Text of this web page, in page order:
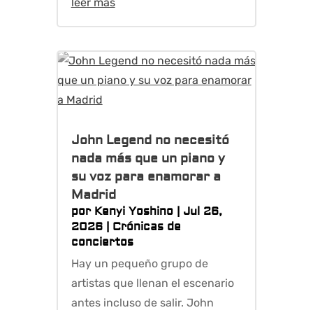
John Legend no necesitó
nada más que un piano y
su voz para enamorar a
Madrid
por Kenyi Yoshino| Jul 26,
2026| Crónicas de
conciertos
Hay un pequeño grupo de
artistas que llenan el escenario
antes incluso de salir. John